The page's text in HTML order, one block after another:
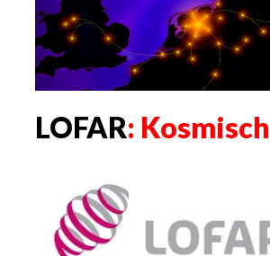
LOFAR: Kosmisch